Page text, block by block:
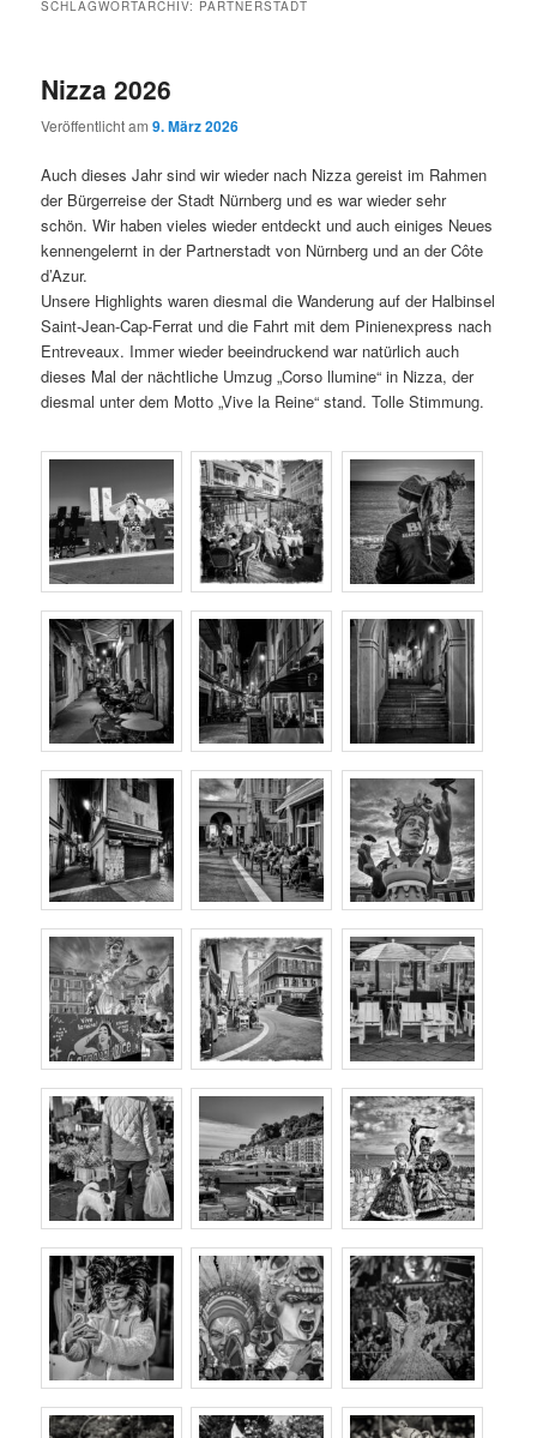
SCHLAGWORTARCHIV: PARTNERSTADT
Nizza 2026
Veröffentlicht am9. März 2026
Auch dieses Jahr sind wir wieder nach Nizza gereist im Rahmen
der Bürgerreise der Stadt Nürnberg und es war wieder sehr
schön. Wir haben vieles wieder entdeckt und auch einiges Neues
kennengelernt in der Partnerstadt von Nürnberg und an der Côte
d’Azur.
Unsere Highlights waren diesmal die Wanderung auf der Halbinsel
Saint-Jean-Cap-Ferrat und die Fahrt mit dem Pinienexpress nach
Entreveaux. Immer wieder beeindruckend war natürlich auch
dieses Mal der nächtliche Umzug „Corso llumine“ in Nizza, der
diesmal unter dem Motto „Vive la Reine“ stand. Tolle Stimmung.